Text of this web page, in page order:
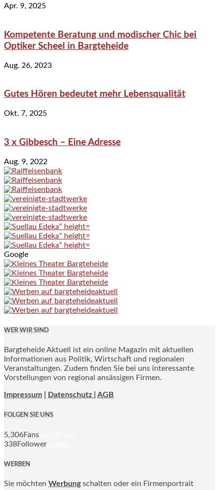
Apr. 9, 2025
Kompetente Beratung und modischer Chic bei
Optiker Scheel in Bargteheide
Aug. 26, 2023
Gutes Hören bedeutet mehr Lebensqualität
Okt. 7, 2025
3 x Gibbesch – Eine Adresse
Aug. 9, 2022
Google
WER WIR SIND
Bargteheide Aktuell ist ein online Magazin mit aktuellen
Informationen aus Politik, Wirtschaft und regionalen
Veranstaltungen. Zudem finden Sie bei uns interessante
Vorstellungen von regional ansässigen Firmen.
Impressum Datenschutz | AGB
FOLGEN SIE UNS
5,306Fans
338Follower
WERBEN
Sie möchten Werbung schalten oder ein Firmenportrait